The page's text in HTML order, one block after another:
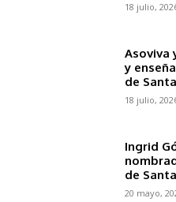
18 julio,
Asoviva
y
de
18 julio,
Ingrid
de
20 mayo,